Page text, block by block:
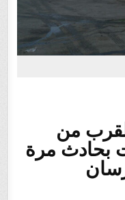
من
بحادث مرة